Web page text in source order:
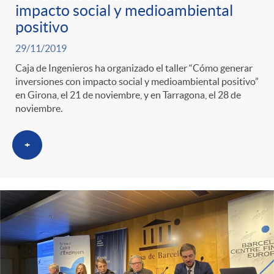
r
o
C
a
t
e
n
i
d
o
s
impacto social y medioambiental
positivo
29/11/2019
Caja de Ingenieros ha organizado el taller “Cómo generar
inversiones con impacto social y medioambiental positivo”
en Girona, el 21 de noviembre, y en Tarragona, el 28 de
noviembre.
+